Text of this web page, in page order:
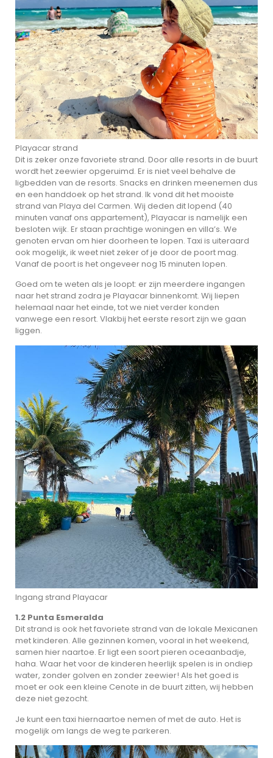
Playacar strand
Dit is zeker onze favoriete strand. Door alle resorts in de buurt
wordt het zeewier opgeruimd. Er is niet veel behalve de
ligbedden van de resorts. Snacks en drinken meenemen dus
en een handdoek op het strand. Ik vond dit het mooiste
strand van Playa del Carmen. Wij deden dit lopend (40
minuten vanaf ons appartement), Playacar is namelijk een
besloten wijk. Er staan prachtige woningen en villa’s. We
genoten ervan om hier doorheen te lopen. Taxi is uiteraard
ook mogelijk, ik weet niet zeker of je door de poort mag.
Vanaf de poort is het ongeveer nog 15 minuten lopen.
Goed om te weten als je loopt: er zijn meerdere ingangen
naar het strand zodra je Playacar binnenkomt. Wij liepen
helemaal naar het einde, tot we niet verder konden
vanwege een resort. Vlakbij het eerste resort zijn we gaan
liggen.
Ingang strand Playacar
1.2 Punta Esmeralda
Dit strand is ook het favoriete strand van de lokale Mexicanen
met kinderen. Alle gezinnen komen, vooral in het weekend,
samen hier naartoe. Er ligt een soort pieren oceaanbadje,
haha. Waar het voor de kinderen heerlijk spelen is in ondiep
water, zonder golven en zonder zeewier! Als het goed is
moet er ook een kleine Cenote in de buurt zitten, wij hebben
deze niet gezocht.
Je kunt een taxi hiernaartoe nemen of met de auto. Het is
mogelijk om langs de weg te parkeren.